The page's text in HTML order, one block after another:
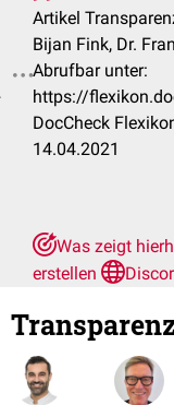
Artikel
Bijan Fink, Dr.
Abrufbar unter:
https://
DocCheck
14.04.2021
Was zeigt
erstellen